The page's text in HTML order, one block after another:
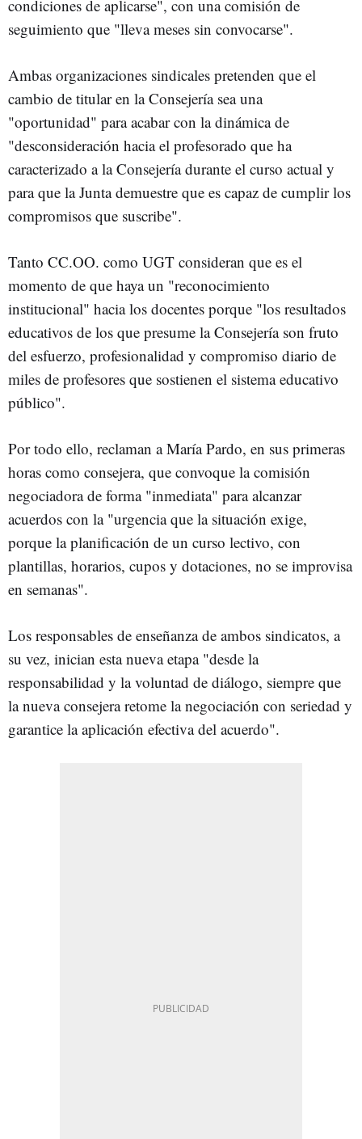
condiciones de aplicarse", con una comisión de
seguimiento que "lleva meses sin convocarse".
Ambas organizaciones sindicales pretenden que el
cambio de titular en la Consejería sea una
"oportunidad" para acabar con la dinámica de
"desconsideración hacia el profesorado que ha
caracterizado a la Consejería durante el curso actual y
para que la Junta demuestre que es capaz de cumplir los
compromisos que suscribe".
Tanto CC.OO. como UGT consideran que es el
momento de que haya un "reconocimiento
institucional" hacia los docentes porque "los resultados
educativos de los que presume la Consejería son fruto
del esfuerzo, profesionalidad y compromiso diario de
miles de profesores que sostienen el sistema educativo
público".
Por todo ello, reclaman a María Pardo, en sus primeras
horas como consejera, que convoque la comisión
negociadora de forma "inmediata" para alcanzar
acuerdos con la "urgencia que la situación exige,
porque la planificación de un curso lectivo, con
plantillas, horarios, cupos y dotaciones, no se improvisa
en semanas".
Los responsables de enseñanza de ambos sindicatos, a
su vez, inician esta nueva etapa "desde la
responsabilidad y la voluntad de diálogo, siempre que
la nueva consejera retome la negociación con seriedad y
garantice la aplicación efectiva del acuerdo".